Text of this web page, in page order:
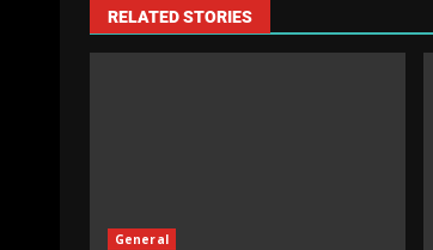
RELATED STORIES
General